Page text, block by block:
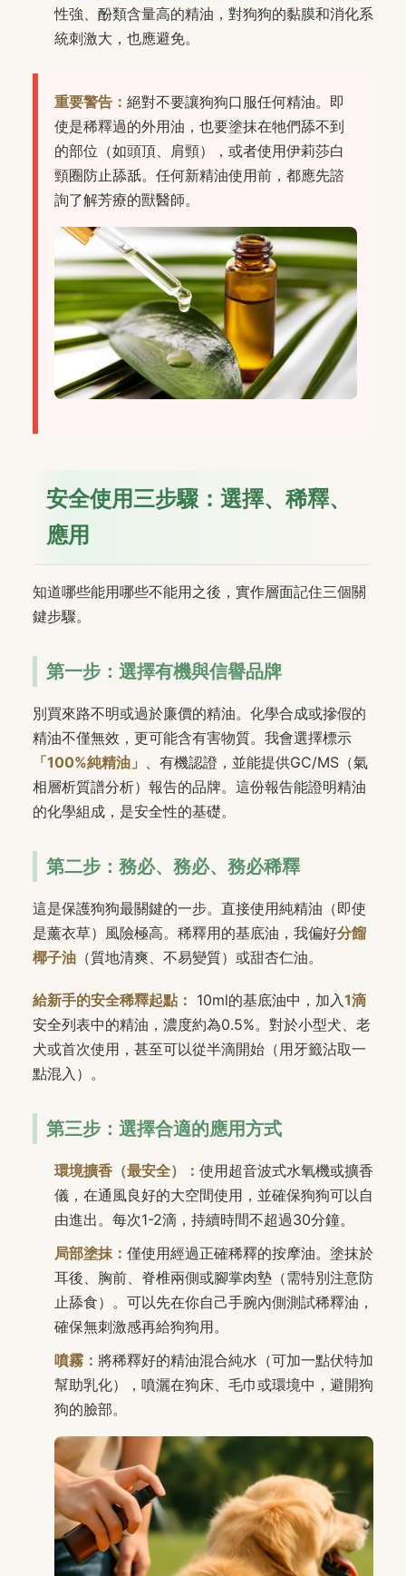
性強、酚類含量高的精油，對狗狗的黏膜和消化系
統刺激大，也應避免。
重要警告： 絕對不要讓狗狗口服任何精油。即
使是稀釋過的外用油，也要塗抹在牠們舔不到
的部位（如頭頂、肩頸），或者使用伊莉莎白
頸圈防止舔舐。任何新精油使用前，都應先諮
詢了解芳療的獸醫師。
安全使用三步驟：選擇、稀釋、
應用
知道哪些能用哪些不能用之後，實作層面記住三個關
鍵步驟。
第一步：選擇有機與信譽品牌
別買來路不明或過於廉價的精油。化學合成或摻假的
精油不僅無效，更可能含有害物質。我會選擇標示
「100%純精油」
、有機認證，並能提供GC/MS（氣
相層析質譜分析）報告的品牌。這份報告能證明精油
的化學組成，是安全性的基礎。
第二步：務必、務必、務必稀釋
這是保護狗狗最關鍵的一步。直接使用純精油（即使
是薰衣草）風險極高。稀釋用的基底油，我偏好分餾
椰子油 （質地清爽、不易變質）或甜杏仁油。
給新手的安全稀釋起點： 10ml的基底油中，加入1滴
安全列表中的精油，濃度約為0.5%。對於小型犬、老
犬或首次使用，甚至可以從半滴開始（用牙籤沾取一
點混入）。
第三步：選擇合適的應用方式
環境擴香（最安全）： 使用超音波式水氧機或擴香
儀，在通風良好的大空間使用，並確保狗狗可以自
由進出。每次1-2滴，持續時間不超過30分鐘。
局部塗抹： 僅使用經過正確稀釋的按摩油。塗抹於
耳後、胸前、脊椎兩側或腳掌肉墊（需特別注意防
止舔食）。可以先在你自己手腕內側測試稀釋油，
確保無刺激感再給狗狗用。
噴霧： 將稀釋好的精油混合純水（可加一點伏特加
幫助乳化），噴灑在狗床、毛巾或環境中，避開狗
狗的臉部。